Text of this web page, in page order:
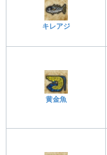
キレアジ
黄金魚